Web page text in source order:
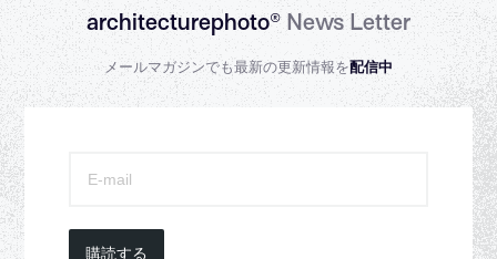
architecturephoto®News Letter
メールマガジンでも最新の更新情報を配信中
購読する